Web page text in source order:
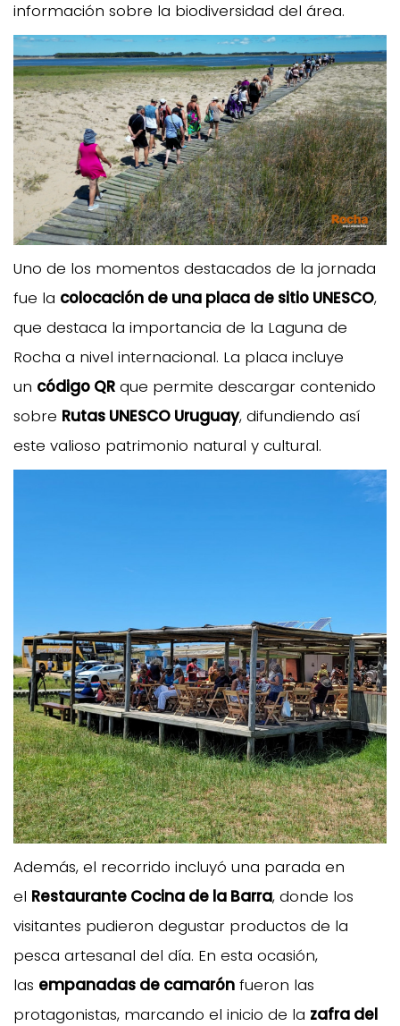
información sobre la biodiversidad del área.
Uno de los momentos destacados de la jornada
fue la colocación de una placa de sitio UNESCO,
que destaca la importancia de la Laguna de
Rocha a nivel internacional. La placa incluye
un código QR que permite descargar contenido
sobre Rutas UNESCO Uruguay, difundiendo así
este valioso patrimonio natural y cultural.
Además, el recorrido incluyó una parada en
el Restaurante Cocina de la Barra, donde los
visitantes pudieron degustar productos de la
pesca artesanal del día. En esta ocasión,
las empanadas de camarón fueron las
protagonistas, marcando el inicio de la zafra del